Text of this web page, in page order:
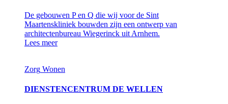
De gebouwen P en Q die wij voor de Sint
Maartenskliniek bouwden zijn een ontwerp van
architectenbureau Wiegerinck uit Arnhem.
Lees meer
Zorg Wonen
DIENSTENCENTRUM DE WELLEN